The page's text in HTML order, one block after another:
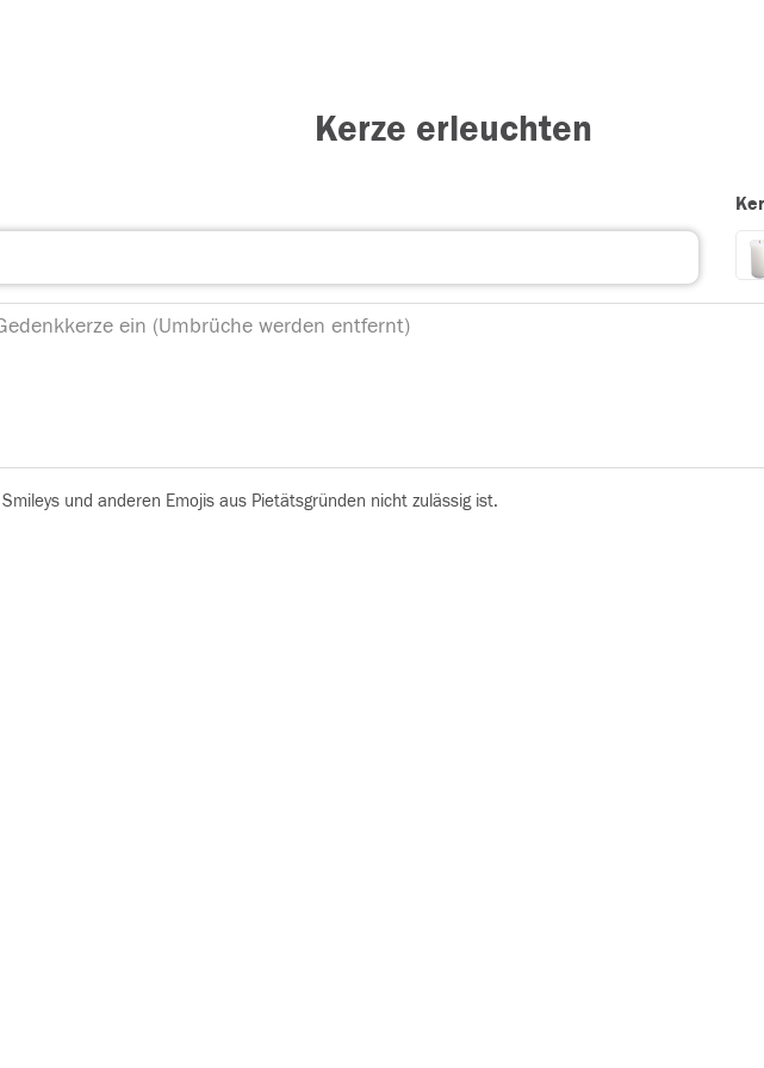
Kerze erleuchten
und anderen Emojis aus Pietätsgründen nicht zulässig ist.